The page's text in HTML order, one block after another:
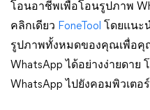
โอนอาชีพเพื่อโอนรูปภาพ
คลิกเดียว FoneTool
โดยแนะ
รูปภาพทั้งหมดของคุณเพื่อ
WhatsApp ได้อย่างง่ายดา
WhatsApp ไปยังคอมพิวเต